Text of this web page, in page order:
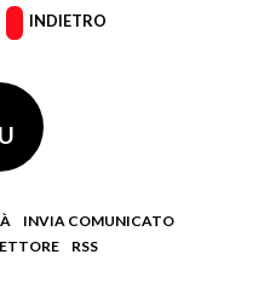
INDIETRO
INVIA COMUNICATO
RSS